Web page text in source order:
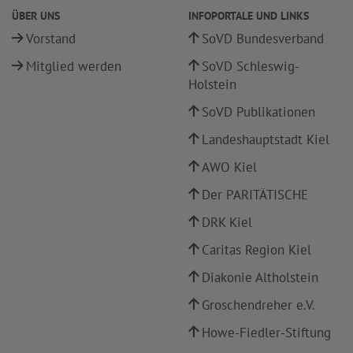
ÜBER UNS
Vorstand
Mitglied werden
INFOPORTALE UND LINKS
SoVD Bundesverband
SoVD Schleswig-
Holstein
SoVD Publikationen
Landeshauptstadt Kiel
AWO Kiel
Der PARITÄTISCHE
DRK Kiel
Caritas Region Kiel
Diakonie Altholstein
Groschendreher e.V.
Howe-Fiedler-Stiftung